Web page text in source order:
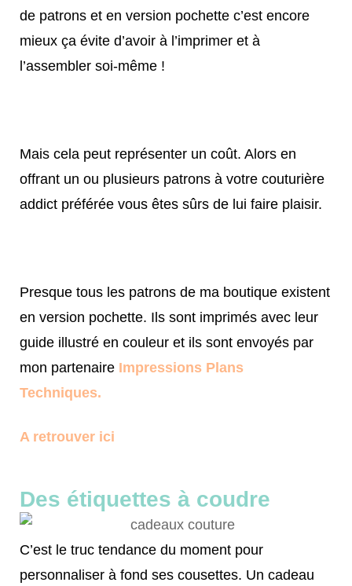
de patrons et en version pochette c’est encore
mieux ça évite d’avoir à l’imprimer et à
l’assembler soi-même !
Mais cela peut représenter un coût. Alors en
offrant un ou plusieurs patrons à votre couturière
addict préférée vous êtes sûrs de lui faire plaisir.
Presque tous les patrons de ma boutique existent
en version pochette. Ils sont imprimés avec leur
guide illustré en couleur et ils sont envoyés par
mon partenaire Impressions Plans
Techniques.
A retrouver ici
Des étiquettes à coudre
C’est le truc tendance du moment pour
personnaliser à fond ses cousettes. Un cadeau